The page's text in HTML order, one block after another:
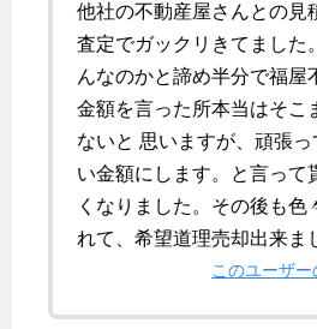
他社の不動産屋さんとの見
査定でガックリきてました
んなのかと諦め半分で福屋
金額を言った所本当はそこ
ないと 思いますが、頑張
い金額にします。と言って
くなりました。その後も色
れて、希望道理売却出来ま
このユーザ